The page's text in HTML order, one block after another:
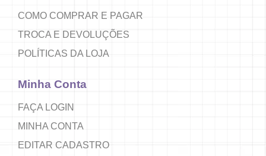
COMO COMPRAR E PAGAR
TROCA E DEVOLUÇÕES
POLÍTICAS DA LOJA
Minha Conta
FAÇA LOGIN
MINHA CONTA
EDITAR CADASTRO